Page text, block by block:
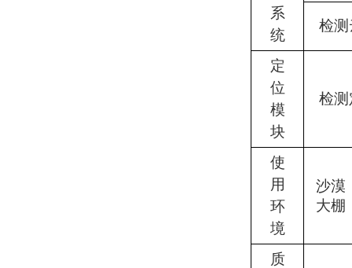
系
统
检测
定
位
模
块
检测
使
用
环
境
沙漠
大棚
质